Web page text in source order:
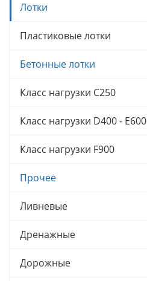
Лотки
Пластиковые лотки
Бетонные лотки
Класс нагрузки C250
Класс нагрузки D400 - E600
Класс нагрузки F900
Прочее
Ливневые
Дренажные
Дорожные